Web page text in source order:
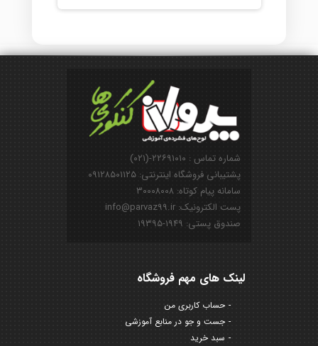
شماره تماس : ۲۲۶۹۱۰۱۰-(۰۲۱)
پشتیبانی فروشگاه اینترنتی: ۰۹۱۲۸۵۰۱۱۲۵
سامانه پیام کوتاه: ۳۰۰۰۸۰۰۸
پست الکترونیک: info@parvaz99.ir
صندوق پستی: ۱۹۴۹-۱۹۳۹۵
لینک های مهم فروشگاه
حساب کاربری من
جست و جو در منابع آموزشی
سبد خرید